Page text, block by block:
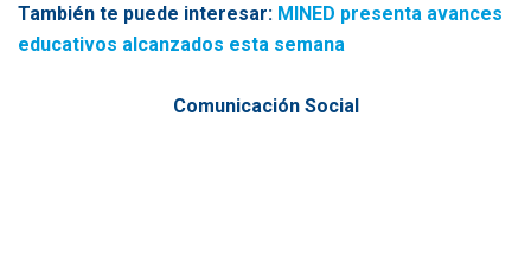
También te puede interesar: MINED presenta avances
educativos alcanzados esta semana
Comunicación Social